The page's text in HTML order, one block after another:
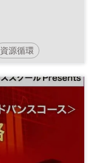
資源循環
生物多様性